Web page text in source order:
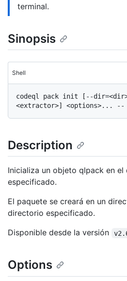
terminal.
Sinopsis
Shell
codeql pack init [--
Description
Inicializa un objeto qlpack en el
especificado.
El paquete se creará en un
directorio especificado.
Disponible desde la versión
Options